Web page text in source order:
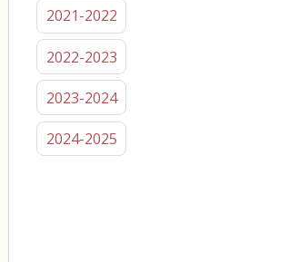
2021-2022
2022-2023
2023-2024
2024-2025